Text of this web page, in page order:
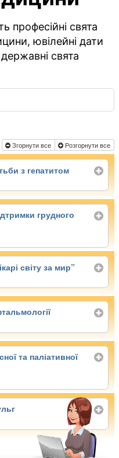
професійні свята
ювілейні дати
свята
Згорнути все Розгорнути все
з гепатитом
грудного
світу за мир”
та паліативної